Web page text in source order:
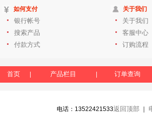
如何支付 关于我们
银行帐号
关于我们
搜索产品
客服中心
付款方式
订购流程
首页 产品栏目 订单查询
电话：13522421533返回顶部